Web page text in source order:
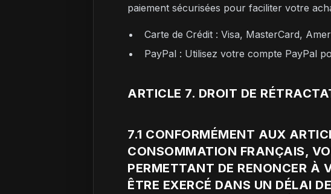
paiement sécurisées pour faciliter votre
Carte de Crédit : Visa, MasterCard,
PayPal : Utilisez votre compte PayPal
ARTICLE 7. DROIT DE
7.1 CONFORMÉMENT AUX
CONSOMMATION FRANÇAIS,
PERMETTANT DE RENONCER À
ÊTRE EXERCÉ DANS UN DÉLAI